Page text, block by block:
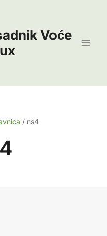
Voće
/ ns4